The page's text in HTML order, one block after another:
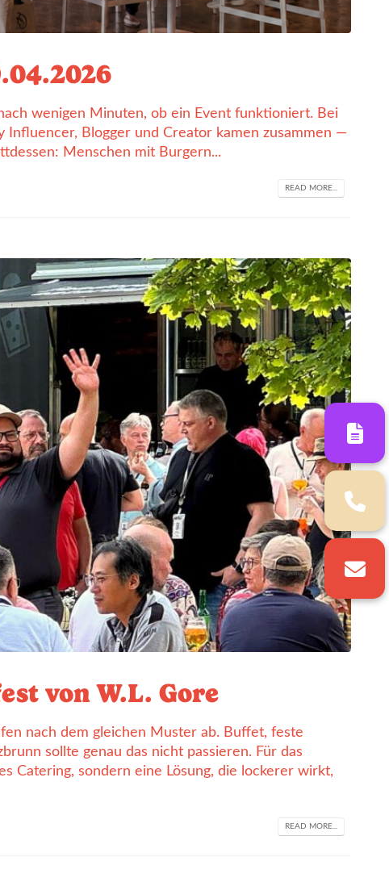
wenigen Minuten, ob ein Event funktioniert. Bei
Influencer, Blogger und Creator kamen zusammen —
Menschen mit Burgern...
READ MORE...
von W.L. Gore
nach dem gleichen Muster ab. Buffet, feste
sollte genau das nicht passieren. Für das
Catering, sondern eine Lösung, die lockerer wirkt,
READ MORE...